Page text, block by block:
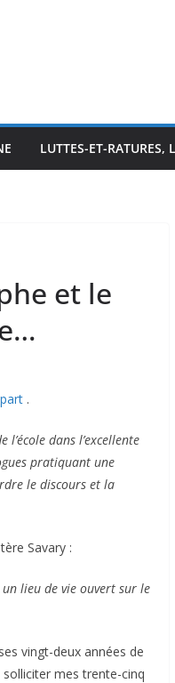
LUTTES-ET-RATURES,
et le
.
dans l’excellente
pratiquant une
le discours et la
Savary :
lieu de vie ouvert sur le
vingt-deux années de
mes trente-cinq